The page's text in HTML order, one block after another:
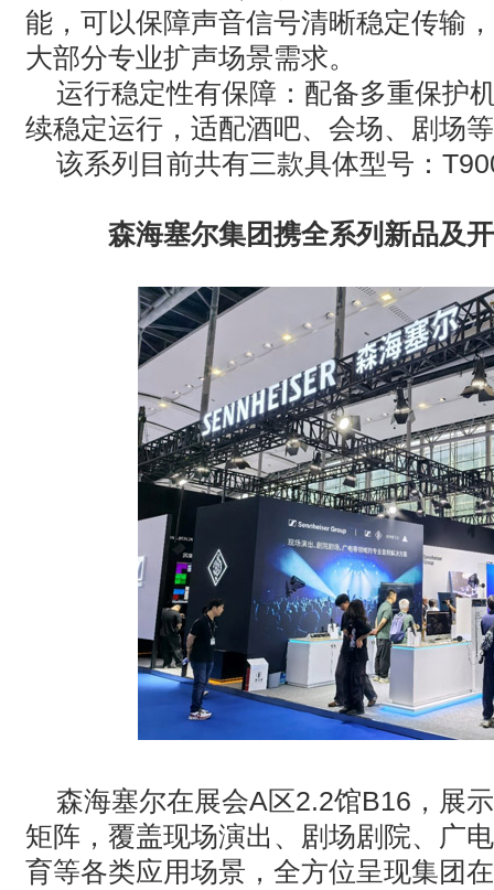
能，可以保障声音信号清晰稳定传输
大部分专业扩声场景需求。
运行稳定性有保障‌：配备多重保护
续稳定运行，适配酒吧、会场、剧场
该系列目前共有三款具体型号：
森海塞尔集团携全系列新品及
森海塞尔在展会A区2.2馆B16，展
矩阵，覆盖现场演出、剧场剧院、广
育等各类应用场景，全方位呈现集团